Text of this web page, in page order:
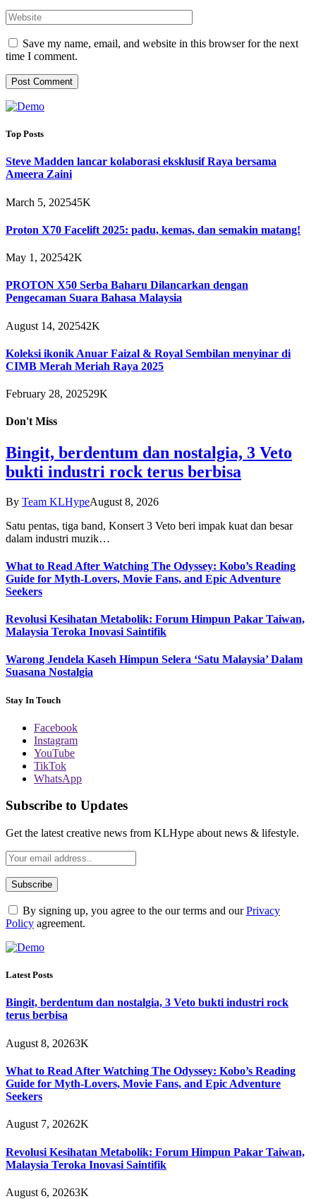
Save my name, email, and website in this browser for the next
time I comment.
Top Posts
Steve Madden lancar kolaborasi eksklusif Raya bersama
Ameera Zaini
March 5, 202545K
Proton X70 Facelift 2025: padu, kemas, dan semakin matang!
May 1, 202542K
PROTON X50 Serba Baharu Dilancarkan dengan
Pengecaman Suara Bahasa Malaysia
August 14, 202542K
Koleksi ikonik Anuar Faizal & Royal Sembilan menyinar di
CIMB Merah Meriah Raya 2025
February 28, 202529K
Don't Miss
Bingit, berdentum dan nostalgia, 3 Veto
bukti industri rock terus berbisa
By Team KLHypeAugust 8, 2026
Satu pentas, tiga band, Konsert 3 Veto beri impak kuat dan besar
dalam industri muzik…
What to Read After Watching The Odyssey: Kobo’s Reading
Guide for Myth-Lovers, Movie Fans, and Epic Adventure
Seekers
Revolusi Kesihatan Metabolik: Forum Himpun Pakar Taiwan,
Malaysia Teroka Inovasi Saintifik
Warong Jendela Kaseh Himpun Selera ‘Satu Malaysia’ Dalam
Suasana Nostalgia
Stay In Touch
Facebook
Instagram
YouTube
TikTok
WhatsApp
Subscribe to Updates
Get the latest creative news from KLHype about news & lifestyle.
By signing up, you agree to the our terms and ourPrivacy
Policy agreement.
Latest Posts
Bingit, berdentum dan nostalgia, 3 Veto bukti industri rock
terus berbisa
August 8, 20263K
What to Read After Watching The Odyssey: Kobo’s Reading
Guide for Myth-Lovers, Movie Fans, and Epic Adventure
Seekers
August 7, 20262K
Revolusi Kesihatan Metabolik: Forum Himpun Pakar Taiwan,
Malaysia Teroka Inovasi Saintifik
August 6, 20263K